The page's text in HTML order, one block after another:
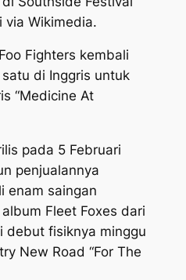
via Wikimedia.
Fighters kembali
di Inggris untuk
“Medicine At
pada 5 Februari
penjualannya
enam saingan
Fleet Foxes dari
debut fisiknya minggu
New Road “For The